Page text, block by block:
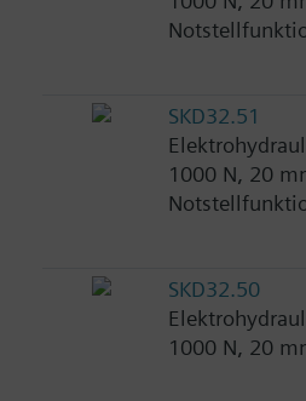
SKD32.51
1000 N, 20
SKD32.50
1000 N, 20